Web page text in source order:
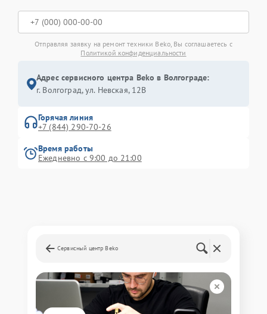
Отправляя заявку на ремонт техники Beko, Вы соглашаетесь с
Политикой конфиденциальности
Адрес сервисного центра Beko в Волгограде:
г. Волгоград, ул. Невская, 12В
Горячая линия
+7 (844) 290-70-26
Время работы
Ежедневно с 9:00 до 21:00
Сервисный центр Beko